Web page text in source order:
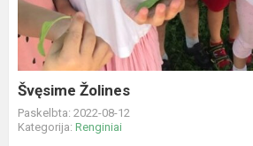
Švęsime Žolines
Paskelbta: 2022-08-12
Kategorija: Renginiai